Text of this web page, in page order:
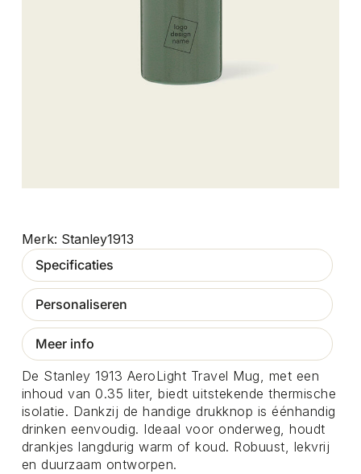
Stanley1913
Specificaties
Personaliseren
Meer info
De Stanley 1913 AeroLight Travel Mug, met een
inhoud van 0.35 liter, biedt uitstekende thermische
isolatie. Dankzij de handige drukknop is éénhandig
drinken eenvoudig. Ideaal voor onderweg, houdt
drankjes langdurig warm of koud. Robuust, lekvrij
en duurzaam ontworpen.